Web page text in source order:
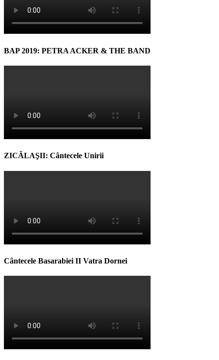
BAP 2019: PETRA ACKER & THE BAND
ZICĂLAŞII: Cântecele Unirii
Cântecele Basarabiei II Vatra Dornei